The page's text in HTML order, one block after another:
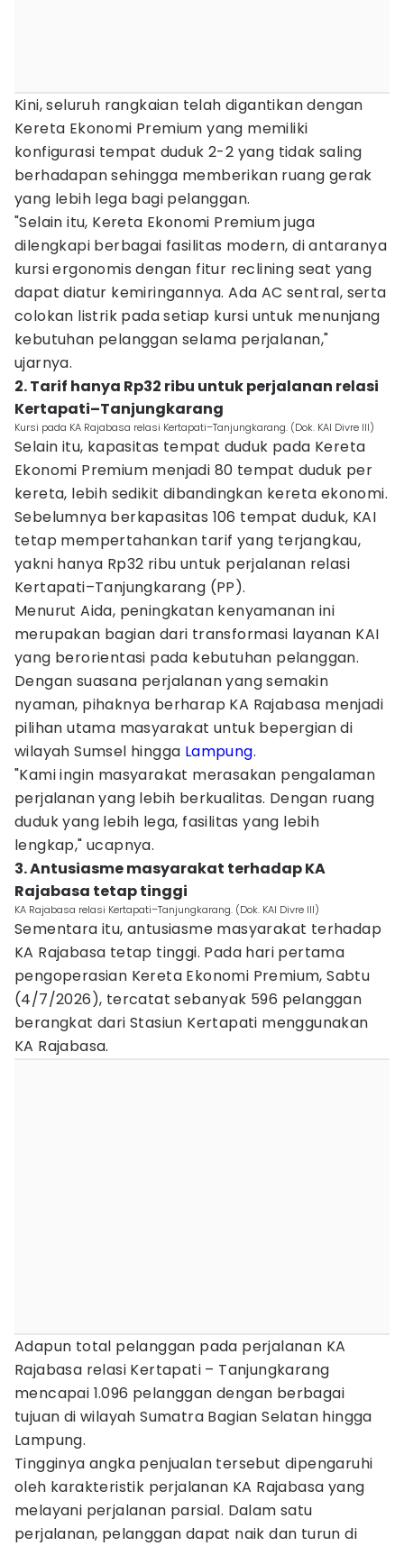
Kini, seluruh rangkaian telah digantikan dengan
Kereta Ekonomi Premium yang memiliki
konfigurasi tempat duduk 2-2 yang tidak saling
berhadapan sehingga memberikan ruang gerak
yang lebih lega bagi pelanggan.
"Selain itu, Kereta Ekonomi Premium juga
dilengkapi berbagai fasilitas modern, di antaranya
kursi ergonomis dengan fitur reclining seat yang
dapat diatur kemiringannya. Ada AC sentral, serta
colokan listrik pada setiap kursi untuk menunjang
kebutuhan pelanggan selama perjalanan,"
ujarnya.
2. Tarif hanya Rp32 ribu untuk perjalanan relasi
Kertapati–Tanjungkarang
Kursi pada KA Rajabasa relasi Kertapati–Tanjungkarang. (Dok. KAI Divre III)
Selain itu, kapasitas tempat duduk pada Kereta
Ekonomi Premium menjadi 80 tempat duduk per
kereta, lebih sedikit dibandingkan kereta ekonomi.
Sebelumnya berkapasitas 106 tempat duduk, KAI
tetap mempertahankan tarif yang terjangkau,
yakni hanya Rp32 ribu untuk perjalanan relasi
Kertapati–Tanjungkarang (PP).
Menurut Aida, peningkatan kenyamanan ini
merupakan bagian dari transformasi layanan KAI
yang berorientasi pada kebutuhan pelanggan.
Dengan suasana perjalanan yang semakin
nyaman, pihaknya berharap KA Rajabasa menjadi
pilihan utama masyarakat untuk bepergian di
wilayah Sumsel hingga Lampung.
"Kami ingin masyarakat merasakan pengalaman
perjalanan yang lebih berkualitas. Dengan ruang
duduk yang lebih lega, fasilitas yang lebih
lengkap," ucapnya.
3. Antusiasme masyarakat terhadap KA
Rajabasa tetap tinggi
KA Rajabasa relasi Kertapati–Tanjungkarang. (Dok. KAI Divre III)
Sementara itu, antusiasme masyarakat terhadap
KA Rajabasa tetap tinggi. Pada hari pertama
pengoperasian Kereta Ekonomi Premium, Sabtu
(4/7/2026), tercatat sebanyak 596 pelanggan
berangkat dari Stasiun Kertapati menggunakan
KA Rajabasa.
Adapun total pelanggan pada perjalanan KA
Rajabasa relasi Kertapati – Tanjungkarang
mencapai 1.096 pelanggan dengan berbagai
tujuan di wilayah Sumatra Bagian Selatan hingga
Lampung.
Tingginya angka penjualan tersebut dipengaruhi
oleh karakteristik perjalanan KA Rajabasa yang
melayani perjalanan parsial. Dalam satu
perjalanan, pelanggan dapat naik dan turun di